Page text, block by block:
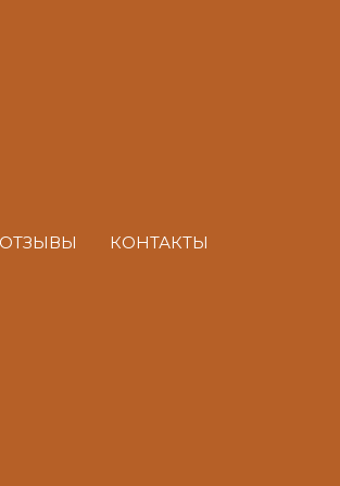
ОТЗЫВЫ КОНТАКТЫ